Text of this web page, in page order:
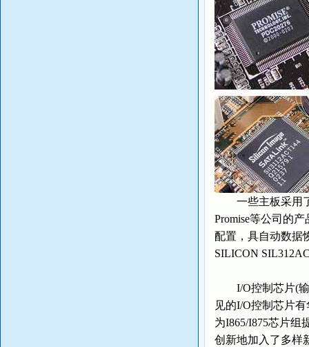
一些主板采用了
Promise等公司的
配置，具自动数据
SILICON
I/O控制芯片(输
见的I/O控制芯片
为I865/I875芯片组
创新地加入了多样